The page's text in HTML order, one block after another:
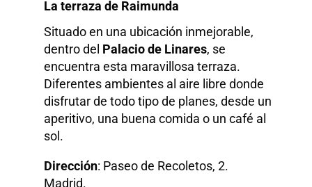
La terraza de Raimunda
Situado en una ubicación inmejorable,
dentro del Palacio de Linares, se
encuentra esta maravillosa terraza.
Diferentes ambientes al aire libre donde
disfrutar de todo tipo de planes, desde un
aperitivo, una buena comida o un café al
sol.
Dirección: Paseo de Recoletos, 2.
Madrid.